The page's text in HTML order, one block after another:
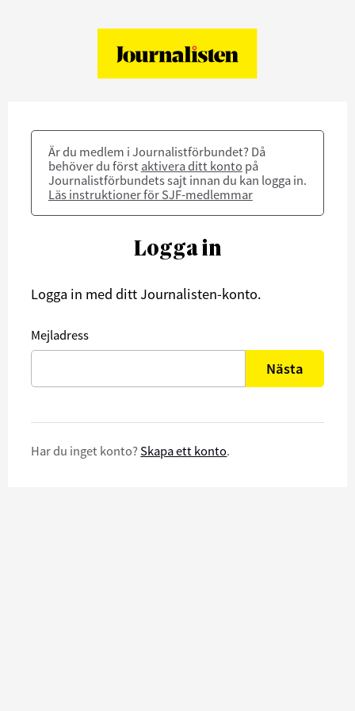
Är du medlem i Journalistförbundet? Då
behöver du först aktivera ditt konto på
Journalistförbundets sajt innan du kan logga in.
Läs instruktioner för SJF-medlemmar
Logga in
Logga in med ditt Journalisten-konto.
Mejladress
Nästa
Har du inget konto? Skapa ett konto.